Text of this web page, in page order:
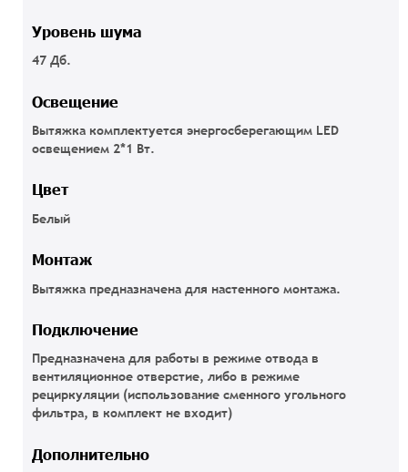
Уровень шума
47 Дб.
Освещение
Вытяжка комплектуется энергосберегающим LED
освещением 2*1 Вт.
Цвет
Белый
Монтаж
Вытяжка предназначена для настенного монтажа.
Подключение
Предназначена для работы в режиме отвода в
вентиляционное отверстие, либо в режиме
рециркуляции (использование сменного угольного
фильтра, в комплект не входит)
Дополнительно